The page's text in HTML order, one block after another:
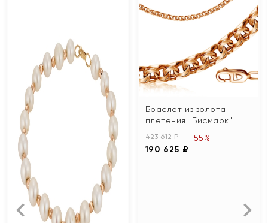
Браслет из золота
плетения "Бисмарк"
423 612 ₽
190 625 ₽
-55%